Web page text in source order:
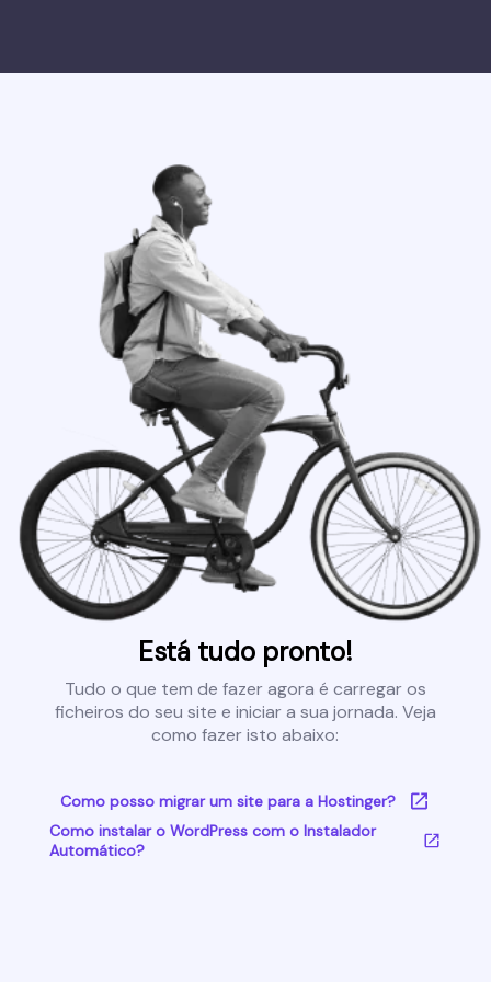
Está tudo pronto!
Tudo o que tem de fazer agora é carregar os
ficheiros do seu site e iniciar a sua jornada. Veja
como fazer isto abaixo:
Como posso migrar um site para a Hostinger?
Como instalar o WordPress com o Instalador
Automático?